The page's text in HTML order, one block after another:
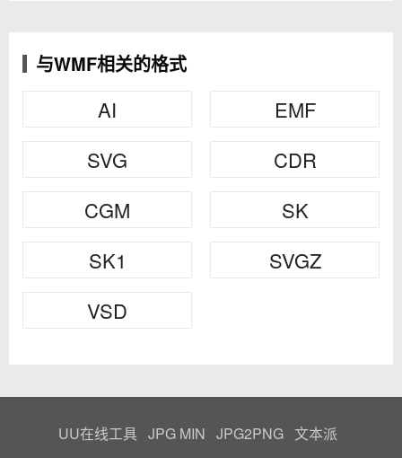
与WMF相关的格式
AI
EMF
SVG
CDR
CGM
SK
SK1
SVGZ
VSD
UU在线工具 JPG MIN JPG2PNG 文本派